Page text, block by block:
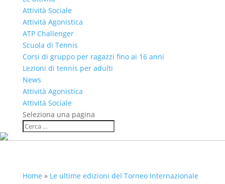
Attività Sociale
Attività Agonistica
ATP Challenger
Scuola di Tennis
Corsi di gruppo per ragazzi fino ai 16 anni
Lezioni di tennis per adulti
News
Attività Agonistica
Attività Sociale
Seleziona una pagina
Home » Le ultime edizioni del Torneo Internazionale